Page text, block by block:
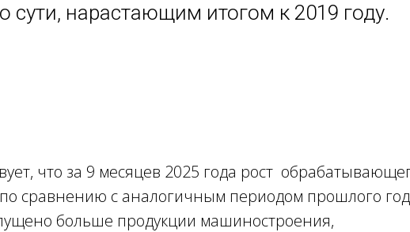
сути, нарастающим итогом к 2019 году.
что за 9 месяцев 2025 года рост
по сравнению с аналогичным периодом прошлого
больше продукции машиностроения,